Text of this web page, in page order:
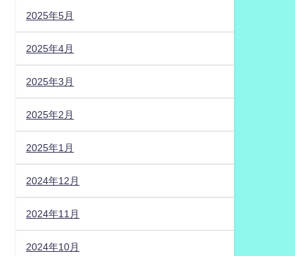
2025年5月
2025年4月
2025年3月
2025年2月
2025年1月
2024年12月
2024年11月
2024年10月